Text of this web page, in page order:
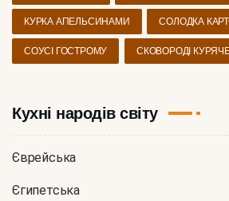
КУРКА АПЕЛЬСИНАМИ СОЛОДКА
СОУСІ ГОСТРОМУ СКОВОРОДІ
Кухні народів світу
Єврейська
Єгипетська